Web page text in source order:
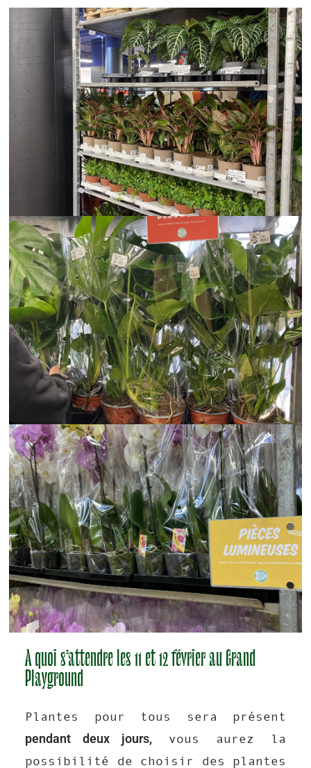
A quoi s’attendre les 11 et 12 février au Grand
Playground
Plantes pour tous sera présent
pendant deux jours, vous aurez la
possibilité de choisir des plantes